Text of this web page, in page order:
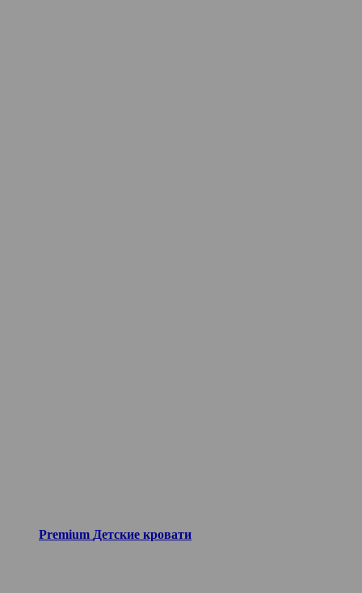
Premium Детские кровати